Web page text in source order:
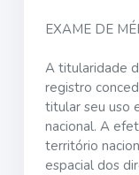
EXAME DE
A titularidade
registro
titular seu uso
nacional. A
território
espacial dos